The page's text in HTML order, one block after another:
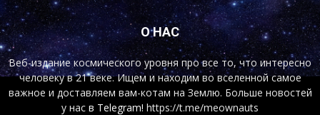
О НАС
Веб-издание космического уровня про все то, что интересно
человеку в 21 веке. Ищем и находим во вселенной самое
важное и доставляем вам-котам на Землю. Больше новостей
у нас в Telegram! https://t.me/meownauts